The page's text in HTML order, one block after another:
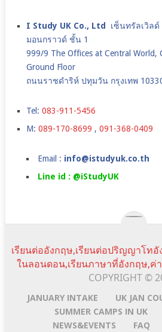
I Study UK Co., Ltd เซ็นทรัลเวิล
มอนกราวด์ ชั้น 1
999/9 The Offices at Central World,
Ground Floor
ถนนราชดำริห์ ปทุมวัน กรุงเทพ
Tel: 083-911-5456
M: 089-170-8699 , 091-368-0409
Email : info@istudyuk.co.th
Line id : @iStudyUK
เรียนต่ออังกฤษ,เรียนต่อปริญญาโท
ในลอนดอน,เรียนภาษาที่อังกฤษ,ค่
COPYRIGHT ©
JANUARY INTAKE UK JAN
SUMMER CAMPS IN UK
NEWS&EVENTS
FAQ